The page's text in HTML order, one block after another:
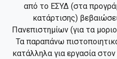
από το ΕΣΥΔ (στα
κατάρτισης)
Πανεπιστημίων (για τα
Τα παραπάνω
κατάλληλα για εργασία